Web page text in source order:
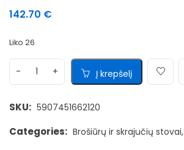
142.70 €
Liko 26
Į krepšelį
SKU: 5907451662120
Categories: Brošiūrų ir skrajučių stovai,